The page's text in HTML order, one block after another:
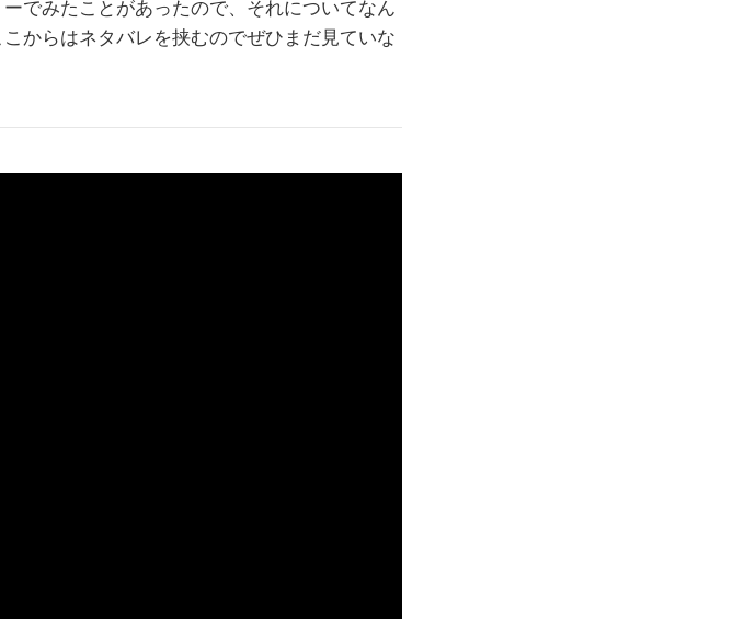
でみたことがあったので、それについてなん
からはネタバレを挟むのでぜひまだ見ていな